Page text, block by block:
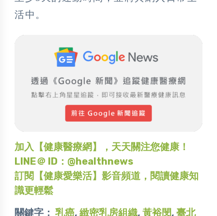
活中。
加入【健康醫療網】，天天關注您健康！
LINE＠ ID：@healthnews
訂閱【健康愛樂活】影音頻道，閱讀健康知
識更輕鬆
關鍵字： 乳癌, 緻密乳房組織, 黃裕閔, 臺北